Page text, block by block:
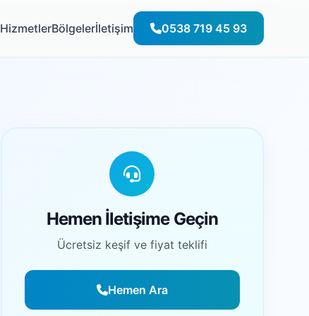
HizmetlerBölgelerİletişim 0538 719 45 93
Hemen İletişime Geçin
Ücretsiz keşif ve fiyat teklifi
Hemen Ara